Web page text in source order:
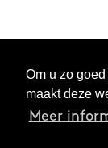
Om u zo
maakt deze
Meer